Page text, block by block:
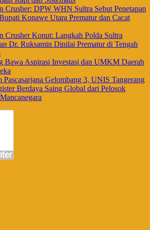
Crusher: DPW WHN Sultra Sebut Penetapan
Konawe Utara Prematur dan Cacat
Crusher Konut: Langkah Polda Sultra
Dr. Ruksamin Dinilai Prematur di Tengah
Bawa Aspirasi Investasi dan UMKM Daerah
Pascasarjana Gelombang 3, UNIS Tangerang
Berdaya Saing Global dari Pelosok